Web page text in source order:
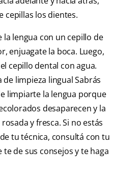
cepillas los dientes.
lengua con un cepillo de
enjuagate la boca. Luego,
cepillo dental con agua.
de limpieza lingual Sabrás
limpiarte la lengua porque
desaparecen y la
y fresca. Si no estás
tu técnica, consultá con tu
de sus consejos y te haga